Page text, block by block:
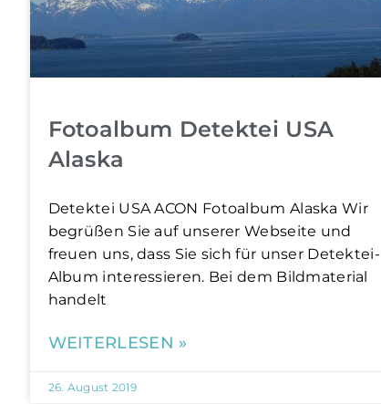
Fotoalbum Detektei USA
Alaska
Detektei USA​​ ACON Fotoalbum Alaska Wir
begrüßen Sie auf unserer Webseite und
freuen uns, dass Sie sich für unser Detektei-
Album interessieren. Bei dem Bildmaterial
handelt
WEITERLESEN »
26. August 2019